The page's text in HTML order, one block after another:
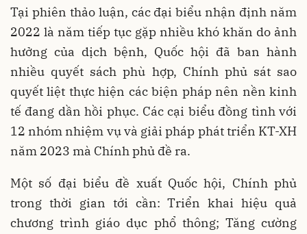
Tại phiên thảo luận, các đại biểu nhận định năm
2022 là năm tiếp tục gặp nhiều khó khăn do ảnh
hưởng của dịch bệnh, Quốc hội đã ban hành
nhiều quyết sách phù hợp, Chính phủ sát sao
quyết liệt thực hiện các biện pháp nên nền kinh
tế đang dần hồi phục. Các cại biểu đồng tình với
12 nhóm nhiệm vụ và giải pháp phát triển KT-XH
năm 2023 mà Chính phủ đề ra.
Một số đại biểu đề xuất Quốc hội, Chính phủ
trong thời gian tới cần: Triển khai hiệu quả
chương trình giáo dục phổ thông; Tăng cường